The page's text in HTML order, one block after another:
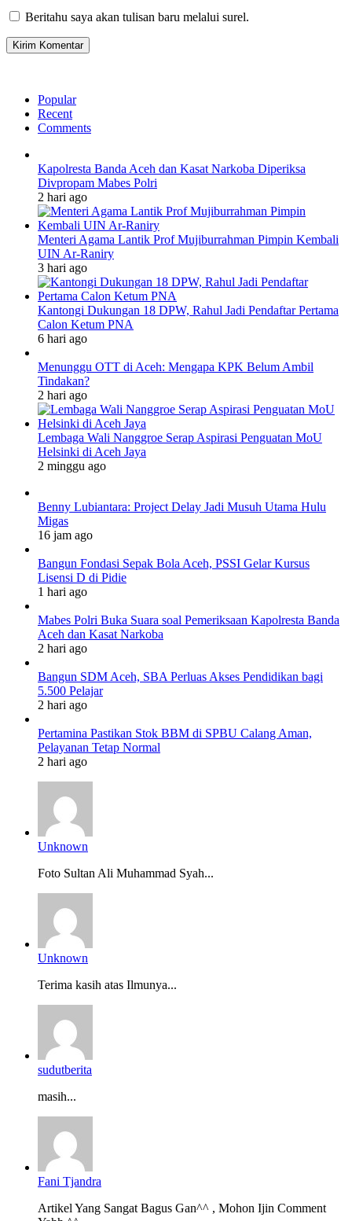
Beritahu saya akan tulisan baru melalui surel.
Popular
Recent
Comments
Kapolresta Banda Aceh dan Kasat Narkoba Diperiksa
Divpropam Mabes Polri
2 hari ago
Menteri Agama Lantik Prof Mujiburrahman Pimpin Kembali
UIN Ar-Raniry
3 hari ago
Kantongi Dukungan 18 DPW, Rahul Jadi Pendaftar Pertama
Calon Ketum PNA
6 hari ago
Menunggu OTT di Aceh: Mengapa KPK Belum Ambil
Tindakan?
2 hari ago
Lembaga Wali Nanggroe Serap Aspirasi Penguatan MoU
Helsinki di Aceh Jaya
2 minggu ago
Benny Lubiantara: Project Delay Jadi Musuh Utama Hulu
Migas
16 jam ago
Bangun Fondasi Sepak Bola Aceh, PSSI Gelar Kursus
Lisensi D di Pidie
1 hari ago
Mabes Polri Buka Suara soal Pemeriksaan Kapolresta Banda
Aceh dan Kasat Narkoba
2 hari ago
Bangun SDM Aceh, SBA Perluas Akses Pendidikan bagi
5.500 Pelajar
2 hari ago
Pertamina Pastikan Stok BBM di SPBU Calang Aman,
Pelayanan Tetap Normal
2 hari ago
Unknown
Foto Sultan Ali Muhammad Syah...
Unknown
Terima kasih atas Ilmunya...
sudutberita
masih...
Fani Tjandra
Artikel Yang Sangat Bagus Gan^^ , Mohon Ijin Comment